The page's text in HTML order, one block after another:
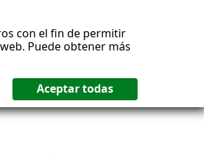
con el fin de permitir
Puede obtener más